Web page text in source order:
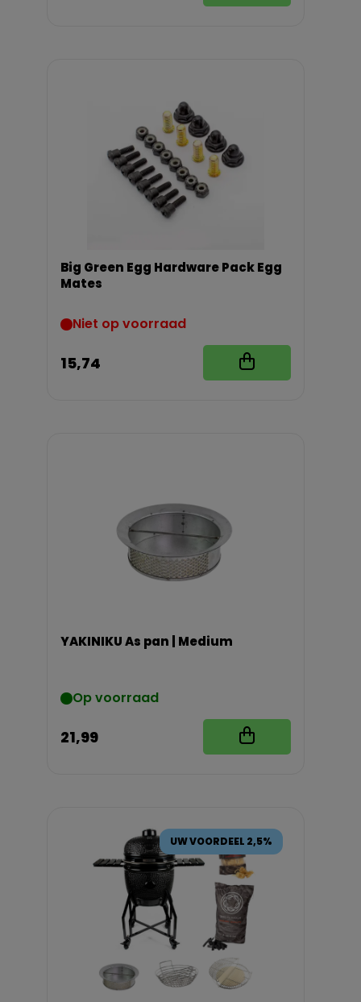
Big Green Egg Hardware Pack Egg
Mates
Niet op voorraad
15,74
YAKINIKU As pan | Medium
Op voorraad
21,99
UW VOORDEEL 2,5%